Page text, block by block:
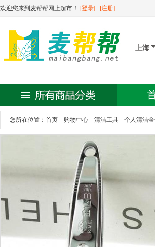
欢迎您来到麦帮帮网上超市！ [登录] [注册]
上海
您所在位置： 首页—购物中心—清洁工具—个人清洁